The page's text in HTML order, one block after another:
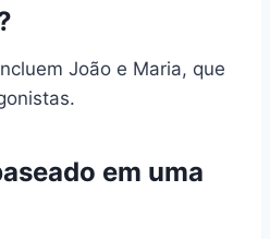
João e Maria, que
em uma